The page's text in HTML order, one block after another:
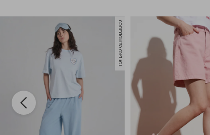
только самовывоз